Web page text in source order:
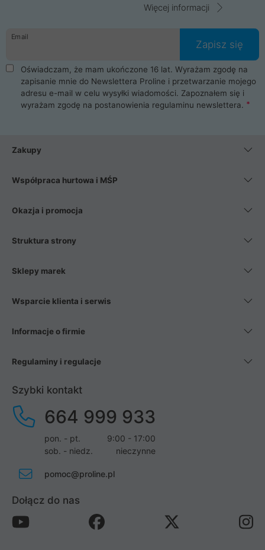
komunikacja ze sklepem komputerowym ProLine jest
danych osobowych. Dlatego zakup notebooka albo laptopa w
ProLine to czysta przyjemność i pełne bezpieczeństwo.
Zaopatrzysz się u nas w akcesoria i części komputerowe
takie jak procesory, karty graficzne, płyty główne, pamięci,
dyski SSD, M.2 oraz HDD. Nasi pracownicy pomogą Ci wybrać
najlepszy zasilacz komputerowy oraz obudowę do komputera.
Poza komputerami mamy również najlepsze na rynku
Smartfony takich producentów jak Xiaomi, Apple, Samsung i
wentylatory. Na koniec mając już to wszystko, możesz
Więcej informacji
Email
Zapisz się
Oświadczam, że mam ukończone 16 lat. Wyrażam zgodę na
zapisanie mnie do Newslettera Proline i przetwarzanie mojego
adresu e-mail w celu wysyłki wiadomości. Zapoznałem się i
wyrażam zgodę na postanowienia regulaminu newslettera.
Zakupy
Współpraca hurtowa i MŚP
Okazja i promocja
Struktura strony
Sklepy marek
Wsparcie klienta i serwis
Informacje o firmie
Regulaminy i regulacje
Szybki kontakt
664 999 933
pon. - pt.
9:00 - 17:00
sob. - niedz.
nieczynne
pomoc@proline.pl
Dołącz do nas